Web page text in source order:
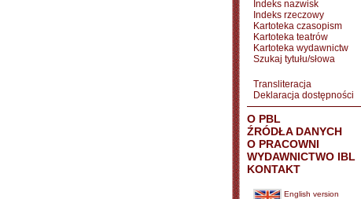
Indeks nazwisk
Indeks rzeczowy
Kartoteka czasopism
Kartoteka teatrów
Kartoteka wydawnictw
Szukaj tytułu/słowa
Transliteracja
Deklaracja dostępności
O PBL
ŹRÓDŁA DANYCH
O PRACOWNI
WYDAWNICTWO IBL
KONTAKT
English version